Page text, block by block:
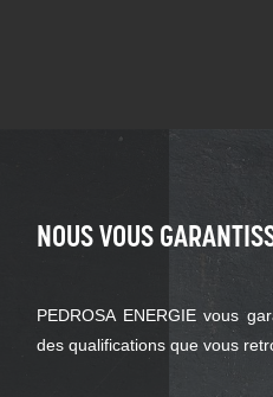
NOUS VOUS
PEDROSA ENERGIE vous
des qualifications que vous